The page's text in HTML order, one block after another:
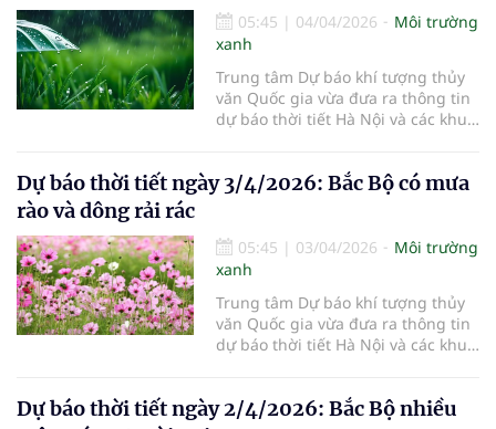
05:45 | 04/04/2026
Môi trường
xanh
Trung tâm Dự báo khí tượng thủy
văn Quốc gia vừa đưa ra thông tin
dự báo thời tiết Hà Nội và các khu
Dự báo thời tiết ngày 3/4/2026: Bắc Bộ có mưa
rào và dông rải rác
05:45 | 03/04/2026
Môi trường
xanh
Trung tâm Dự báo khí tượng thủy
văn Quốc gia vừa đưa ra thông tin
dự báo thời tiết Hà Nội và các khu
Dự báo thời tiết ngày 2/4/2026: Bắc Bộ nhiều